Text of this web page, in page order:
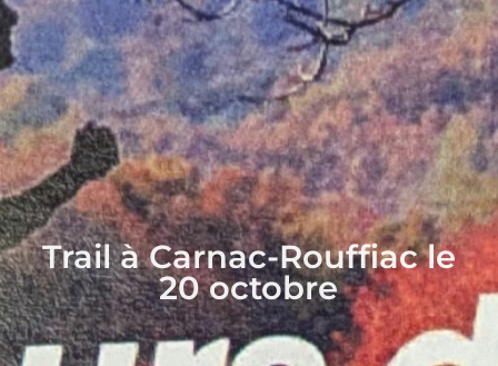
Trail à Carnac-Rouffiac le
20 octobre